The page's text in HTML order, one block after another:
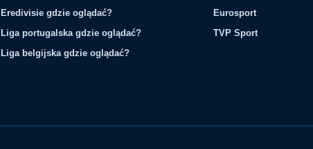
Eredivisie gdzie oglądać?
Liga portugalska gdzie oglądać?
Liga belgijska gdzie oglądać?
Eurosport
TVP Sport